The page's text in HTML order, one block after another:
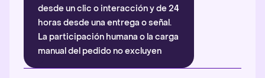
desde un clic o interacción y de 24
horas desde una entrega o señal.
La participación humana o la carga
manual del pedido no excluyen
automáticamente la atribución.